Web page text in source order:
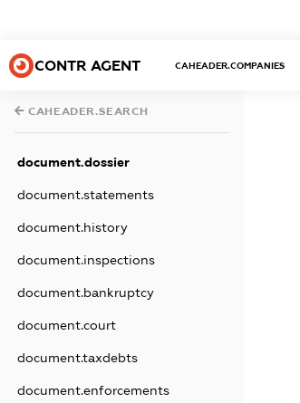
CONTR AGENT CAHEADER.COMPANIES
CAHEADER.SEARCH
document.dossier
document.statements
document.history
document.inspections
document.bankruptcy
document.court
document.taxdebts
document.enforcements